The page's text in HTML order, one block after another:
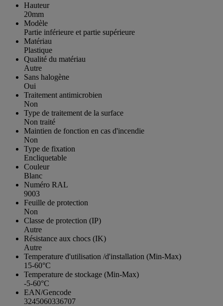
Hauteur
20mm
Modèle
Partie inférieure et partie supérieure
Matériau
Plastique
Qualité du matériau
Autre
Sans halogène
Oui
Traitement antimicrobien
Non
Type de traitement de la surface
Non traité
Maintien de fonction en cas d'incendie
Non
Type de fixation
Encliquetable
Couleur
Blanc
Numéro RAL
9003
Feuille de protection
Non
Classe de protection (IP)
Autre
Résistance aux chocs (IK)
Autre
Temperature d'utilisation /d'installation (Min-Max)
15-60°C
Temperature de stockage (Min-Max)
-5-60°C
EAN/Gencode
3245060336707